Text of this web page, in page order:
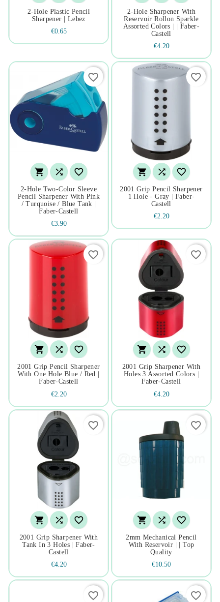
2-Hole Plastic Pencil
Sharpener | Lebez
€0.65
2-Hole Sharpener With
Reservoir Rollon Sparkle
Assorted Colors | | Faber-
Castell
€4.20
  
2-Hole Two-Color Sleeve
Pencil Sharpener With Pink
/ Turquoise / Blue Tank |
Faber-Castell
€3.90
favorite_border
  
2001 Grip Pencil Sharpener
1 Hole - Gray | Faber-
Castell
€2.20
favorite_border
  
2001 Grip Pencil Sharpener
With One Hole Blue / Red |
Faber-Castell
€2.20
favorite_border
  
2001 Grip Sharpener With
Holes 3 Assorted Colors |
Faber-Castell
€4.20
favorite_border
  
2001 Grip Sharpener With
Tank In 3 Holes | Faber-
Castell
€4.20
favorite_border
  
2mm Mechanical Pencil
With Reservoir | | Top
Quality
€10.50
favorite_border
favorite_border favorite_border